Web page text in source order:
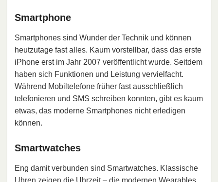
Smartphone
Smartphones sind Wunder der Technik und können
heutzutage fast alles. Kaum vorstellbar, dass das erste
iPhone erst im Jahr 2007 veröffentlicht wurde. Seitdem
haben sich Funktionen und Leistung vervielfacht.
Während Mobiltelefone früher fast ausschließlich
telefonieren und SMS schreiben konnten, gibt es kaum
etwas, das moderne Smartphones nicht erledigen
können.
Smartwatches
Eng damit verbunden sind Smartwatches. Klassische